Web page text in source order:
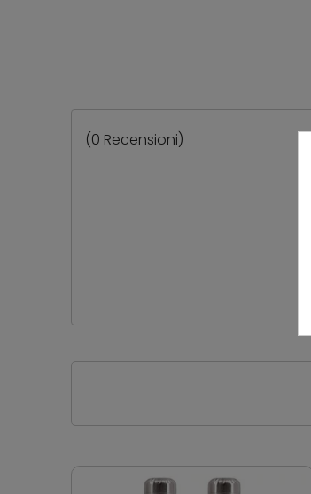
(0 Recensioni)